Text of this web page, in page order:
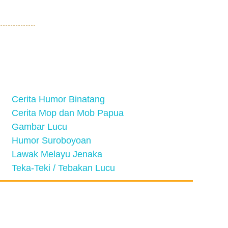
Cerita Humor Binatang
Cerita Mop dan Mob Papua
Gambar Lucu
Humor Suroboyoan
Lawak Melayu Jenaka
Teka-Teki / Tebakan Lucu